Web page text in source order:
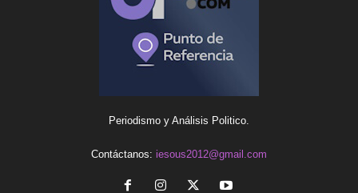
Periodismo y Análisis Politico.
Contáctanos: iesous2012@gmail.com